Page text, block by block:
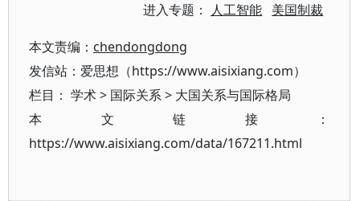
进入专题： 人工智能 美国制裁
本文责编： chendongdong
发信站：爱思想（https://www.aisixiang.com）
栏目： 学术> 国际关系> 大国关系与国际格局
本文链接：
https://www.aisixiang.com/data/167211.html